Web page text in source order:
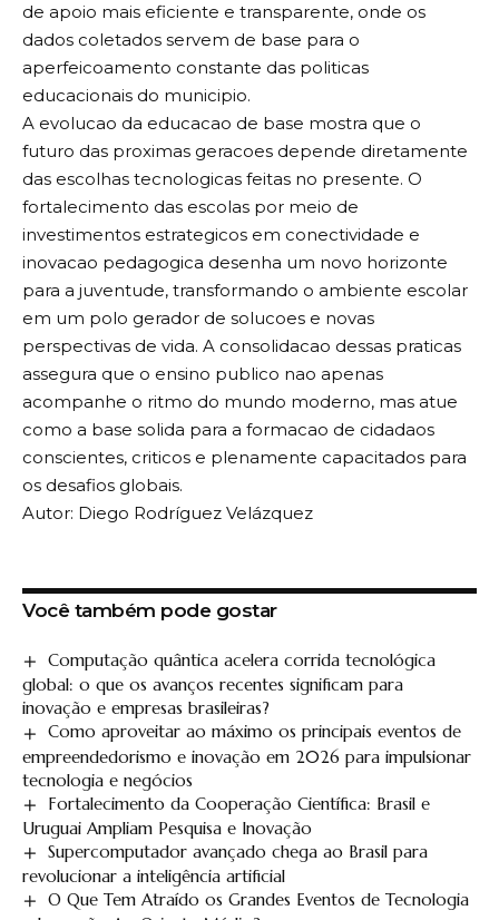
de apoio mais eficiente e transparente, onde os
dados coletados servem de base para o
aperfeicoamento constante das politicas
educacionais do municipio.
A evolucao da educacao de base mostra que o
futuro das proximas geracoes depende diretamente
das escolhas tecnologicas feitas no presente. O
fortalecimento das escolas por meio de
investimentos estrategicos em conectividade e
inovacao pedagogica desenha um novo horizonte
para a juventude, transformando o ambiente escolar
em um polo gerador de solucoes e novas
perspectivas de vida. A consolidacao dessas praticas
assegura que o ensino publico nao apenas
acompanhe o ritmo do mundo moderno, mas atue
como a base solida para a formacao de cidadaos
conscientes, criticos e plenamente capacitados para
os desafios globais.
Autor: Diego Rodríguez Velázquez
Você também pode gostar
Computação quântica acelera corrida tecnológica
global: o que os avanços recentes significam para
inovação e empresas brasileiras?
Como aproveitar ao máximo os principais eventos de
empreendedorismo e inovação em 2026 para impulsionar
tecnologia e negócios
Fortalecimento da Cooperação Científica: Brasil e
Uruguai Ampliam Pesquisa e Inovação
Supercomputador avançado chega ao Brasil para
revolucionar a inteligência artificial
O Que Tem Atraído os Grandes Eventos de Tecnologia